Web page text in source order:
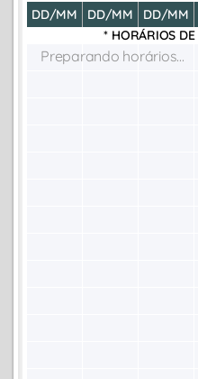
DD/MM
DD/MM
DD/MM
* HORÁRIOS DE
Preparando horários...